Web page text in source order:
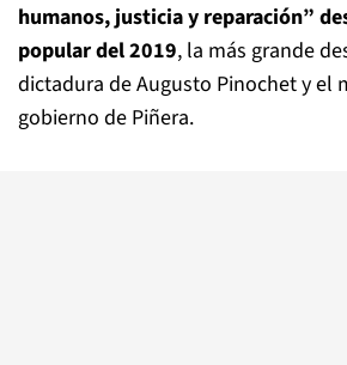
humanos, justicia y reparación”
popular del 2019, la más grande
dictadura de Augusto Pinochet y el
gobierno de Piñera.